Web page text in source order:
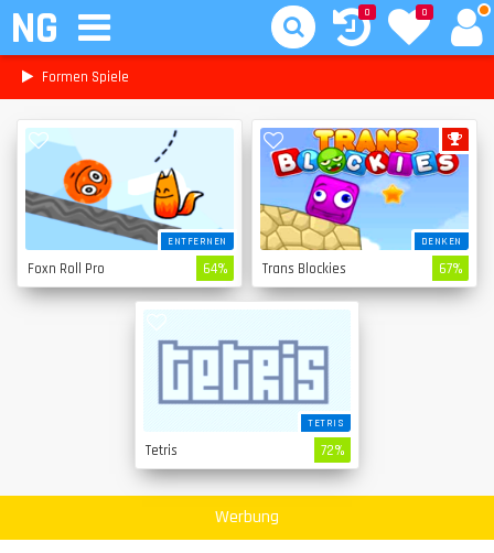
NG 0
0
Formen Spiele
ENTFERNEN
Foxn Roll Pro 64%
DENKEN
Trans Blockies 67%
TETRIS
Tetris 72%
Werbung